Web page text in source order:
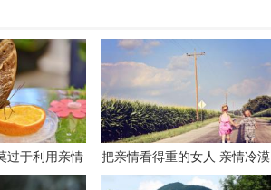
过于利用亲情
把亲情看得重的女人 亲情冷漠
是不是心理疾病